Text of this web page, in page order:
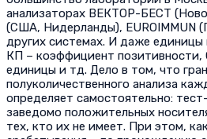
анализаторах ВЕКТОР-БЕСТ
(США, Нидерланды), EUROIMMUN
других системах. И даже единицы
КП – коэффициент позитивности,
единицы и тд. Дело в том, что
полуколичественного анализа
определяет самостоятельно:
заведомо положительных
тех, кто их не имеет. При этом,